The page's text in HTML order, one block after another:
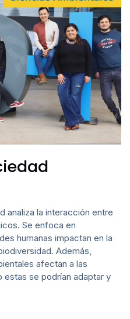
analiza la interacción entre
Se enfoca en
humanas impactan en la
Además,
afectan a las
estas se podrían adaptar y